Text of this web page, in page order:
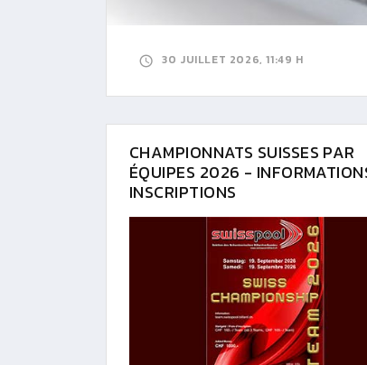
30 JUILLET 2026, 11:49 H
CHAMPIONNATS SUISSES PAR
ÉQUIPES 2026 -
INSCRIPTIONS